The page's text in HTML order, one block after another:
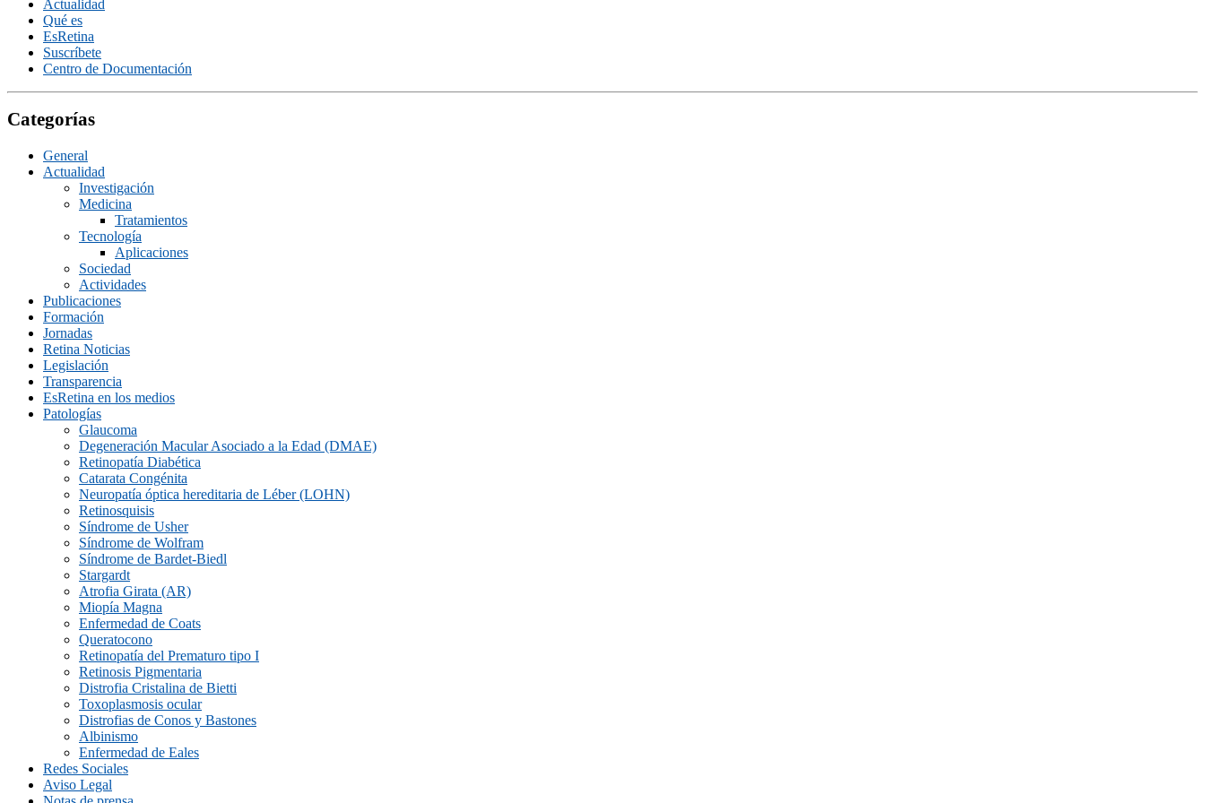
Actualidad
Qué es
EsRetina
Suscrí­bete
Centro de Documentación
Categorías
General
Actualidad
Investigación
Medicina
Tratamientos
Tecnologí­a
Aplicaciones
Sociedad
Actividades
Publicaciones
Formación
Jornadas
Retina Noticias
Legislación
Transparencia
EsRetina en los medios
Patologías
Glaucoma
Degeneración Macular Asociado a la Edad (DMAE)
Retinopatía Diabética
Catarata Congénita
Neuropatí­a óptica hereditaria de Léber (LOHN)
Retinosquisis
Síndrome de Usher
Síndrome de Wolfram
Síndrome de Bardet-Biedl
Stargardt
Atrofia Girata (AR)
Miopía Magna
Enfermedad de Coats
Queratocono
Retinopatí­a del Prematuro tipo I
Retinosis Pigmentaria
Distrofia Cristalina de Bietti
Toxoplasmosis ocular
Distrofias de Conos y Bastones
Albinismo
Enfermedad de Eales
Redes Sociales
Aviso Legal